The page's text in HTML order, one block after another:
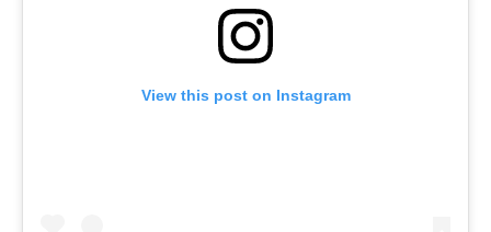
View this post on Instagram